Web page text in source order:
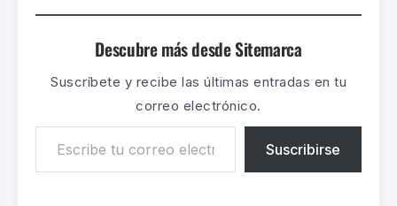
Descubre más desde Sitemarca
Suscríbete y recibe las últimas entradas en tu
correo electrónico.
Suscribirse